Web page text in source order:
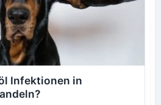
Infektionen in